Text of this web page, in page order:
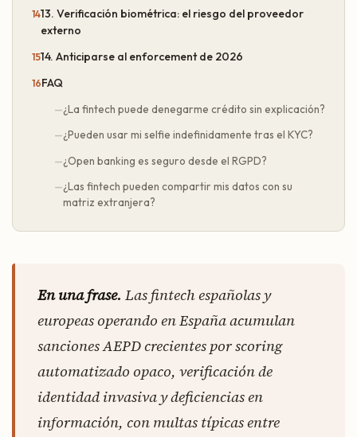
13. Verificación biométrica: el riesgo del proveedor
externo
14. Anticiparse al enforcement de 2026
FAQ
¿La fintech puede denegarme crédito sin explicación?
¿Pueden usar mi selfie indefinidamente tras el KYC?
¿Open banking es seguro desde el RGPD?
¿Las fintech pueden compartir mis datos con su
matriz extranjera?
En una frase. Las fintech españolas y
europeas operando en España acumulan
sanciones AEPD crecientes por scoring
automatizado opaco, verificación de
identidad invasiva y deficiencias en
información, con multas típicas entre